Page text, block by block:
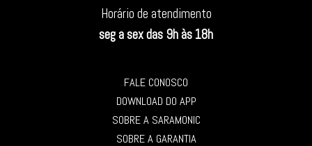
Horário de atendimento
seg a sex das 9h às 18h
FALE CONOSCO
DOWNLOAD DO APP
SOBRE A SARAMONIC
SOBRE A GARANTIA